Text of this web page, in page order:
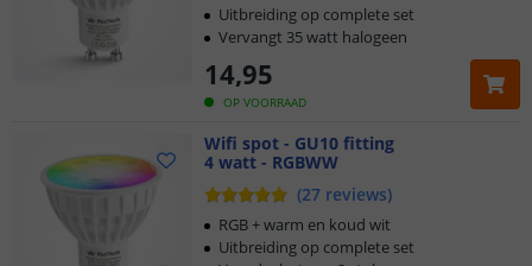
OP VOORRAAD
14,95
Uitbreiding op complete set
Vervangt 35 watt halogeen
Wifi spot - GU10 fitting
4 watt - RGBWW
(27 reviews)
RGB + warm en koud wit
Uitbreiding op complete set